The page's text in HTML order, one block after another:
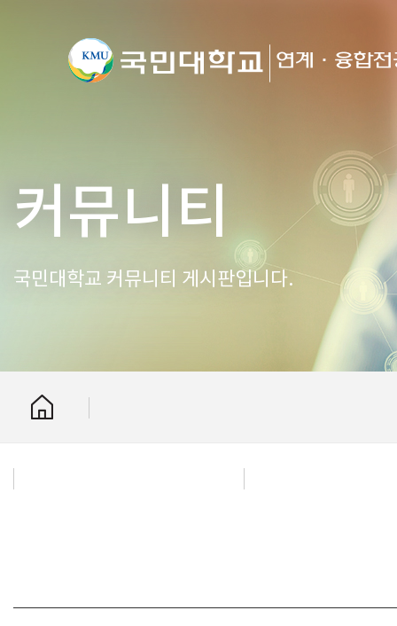
커뮤니티
국민대학교 커뮤니티 게시판입니다.